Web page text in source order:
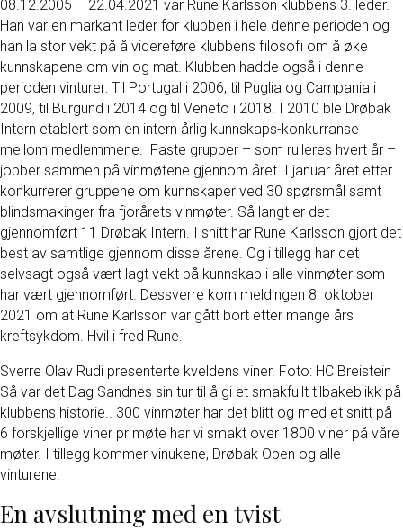
08.12.2005 – 22.04.2021 var Rune Karlsson klubbens 3. leder.
Han var en markant leder for klubben i hele denne perioden og
han la stor vekt på å videreføre klubbens filosofi om å øke
kunnskapene om vin og mat. Klubben hadde også i denne
perioden vinturer: Til Portugal i 2006, til Puglia og Campania i
2009, til Burgund i 2014 og til Veneto i 2018. I 2010 ble Drøbak
Intern etablert som en intern årlig kunnskaps-konkurranse
mellom medlemmene. Faste grupper – som rulleres hvert år –
jobber sammen på vinmøtene gjennom året. I januar året etter
konkurrerer gruppene om kunnskaper ved 30 spørsmål samt
blindsmakinger fra fjorårets vinmøter. Så langt er det
gjennomført 11 Drøbak Intern. I snitt har Rune Karlsson gjort det
best av samtlige gjennom disse årene. Og i tillegg har det
selvsagt også vært lagt vekt på kunnskap i alle vinmøter som
har vært gjennomført. Dessverre kom meldingen 8. oktober
2021 om at Rune Karlsson var gått bort etter mange års
kreftsykdom. Hvil i fred Rune.
Sverre Olav Rudi presenterte kveldens viner. Foto: HC Breistein
Så var det Dag Sandnes sin tur til å gi et smakfullt tilbakeblikk på
klubbens historie.. 300 vinmøter har det blitt og med et snitt på
6 forskjellige viner pr møte har vi smakt over 1800 viner på våre
møter. I tillegg kommer vinukene, Drøbak Open og alle
vinturene.
En avslutning med en tvist